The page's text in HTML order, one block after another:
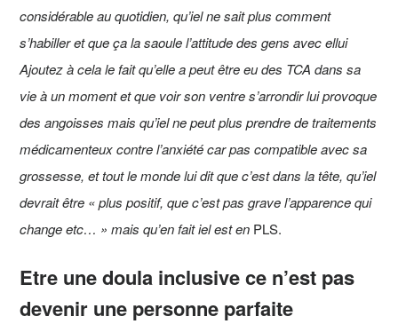
considérable au quotidien, qu’iel ne sait plus comment
s’habiller et que ça la saoule l’attitude des gens avec ellui
Ajoutez à cela le fait qu’elle a peut être eu des TCA dans sa
vie à un moment et que voir son ventre s’arrondir lui provoque
des angoisses mais qu’iel ne peut plus prendre de traitements
médicamenteux contre l’anxiété car pas compatible avec sa
grossesse, et tout le monde lui dit que c’est dans la tête, qu’iel
devrait être « plus positif, que c’est pas grave l’apparence qui
change etc… » mais qu’en fait iel est en PLS.
Etre une doula inclusive ce n’est pas
devenir une personne parfaite